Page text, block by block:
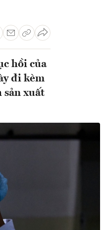
hồi của
đi kèm
sản xuất